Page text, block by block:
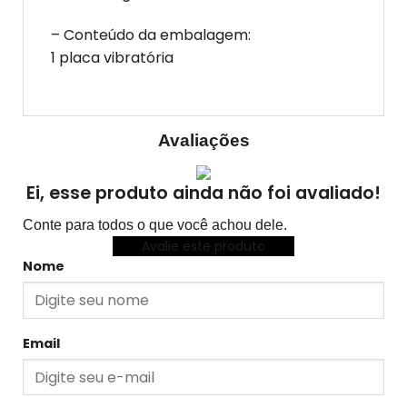
– Conteúdo da embalagem:
1 placa vibratória
Avaliações
Ei, esse produto ainda não foi avaliado!
Conte para todos o que você achou dele.
Avalie este produto
Nome
Email